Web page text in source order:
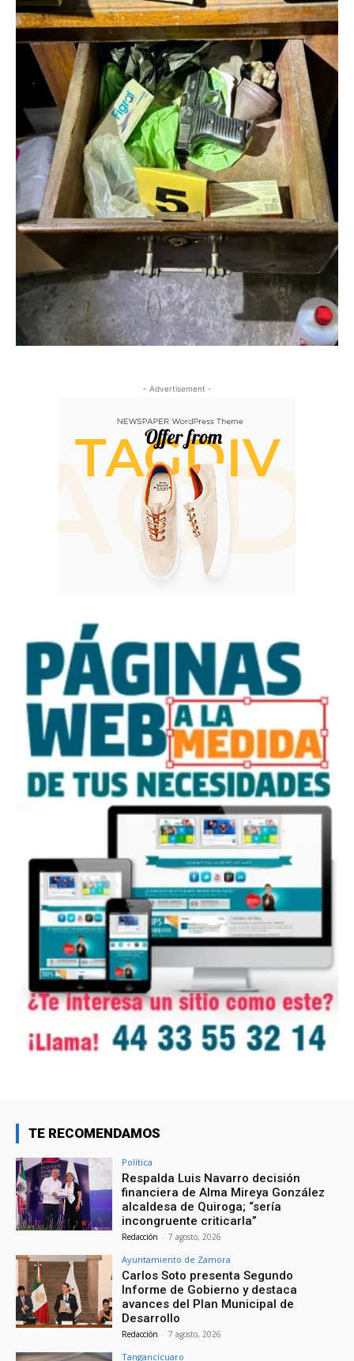
- Advertisement -
TE RECOMENDAMOS
Política
Respalda Luis Navarro decisión
financiera de Alma Mireya González
alcaldesa de Quiroga; “sería
incongruente criticarla”
Redacción - 7 agosto, 2026
Ayuntamiento de Zamora
Carlos Soto presenta Segundo
Informe de Gobierno y destaca
avances del Plan Municipal de
Desarrollo
Redacción - 7 agosto, 2026
Tangancícuaro